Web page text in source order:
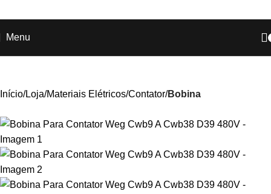
Menu
Início Loja Materiais Elétricos Contator Bobina